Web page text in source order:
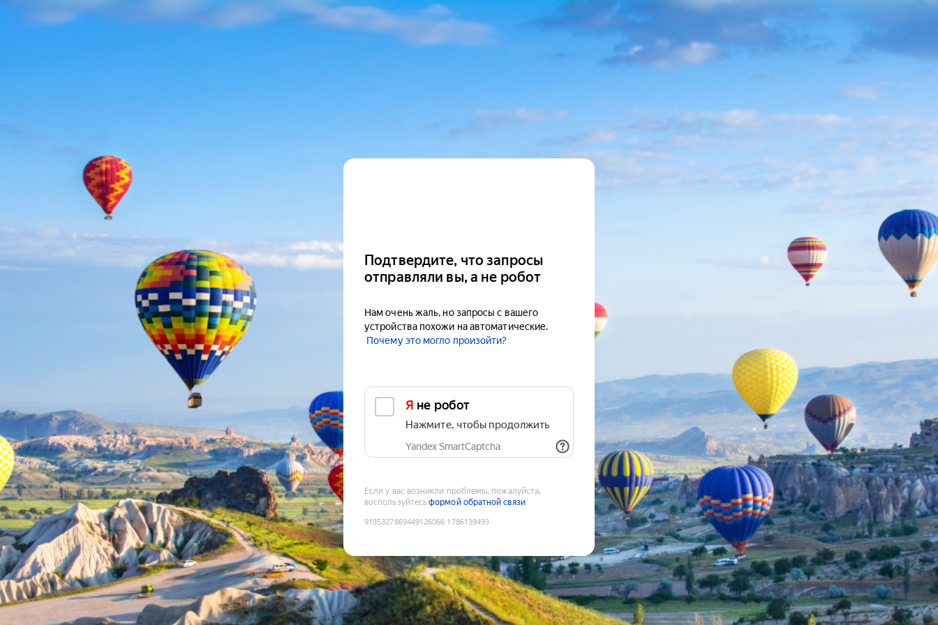
Подтвердите, что запросы
отправляли вы, а не робот
Нам очень жаль, но запросы с вашего
устройства похожи на автоматические.
Почему это могло произойти?
Я не робот
Нажмите, чтобы продолжить
Yandex SmartCaptcha
Если у вас возникли проблемы, пожалуйста,
воспользуйтесьформой обратной связи
9185327869449126066:1786139493